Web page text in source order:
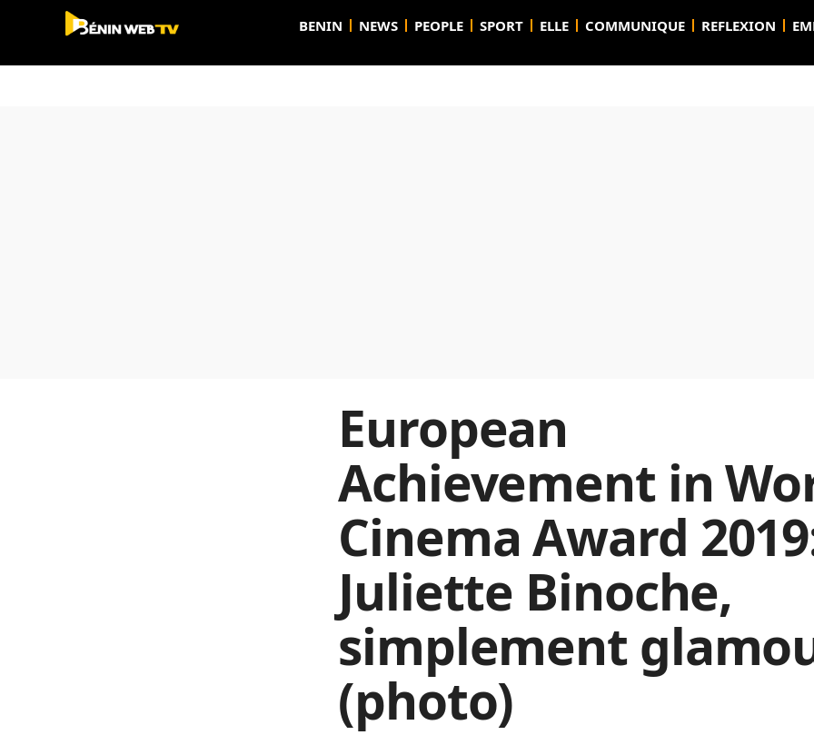
BENIN NEWS PEOPLE SPORT ELLE COMMUNIQUE REFLEXION
European
Achievement in
Cinema Award
Juliette Binoche,
simplement
(photo)